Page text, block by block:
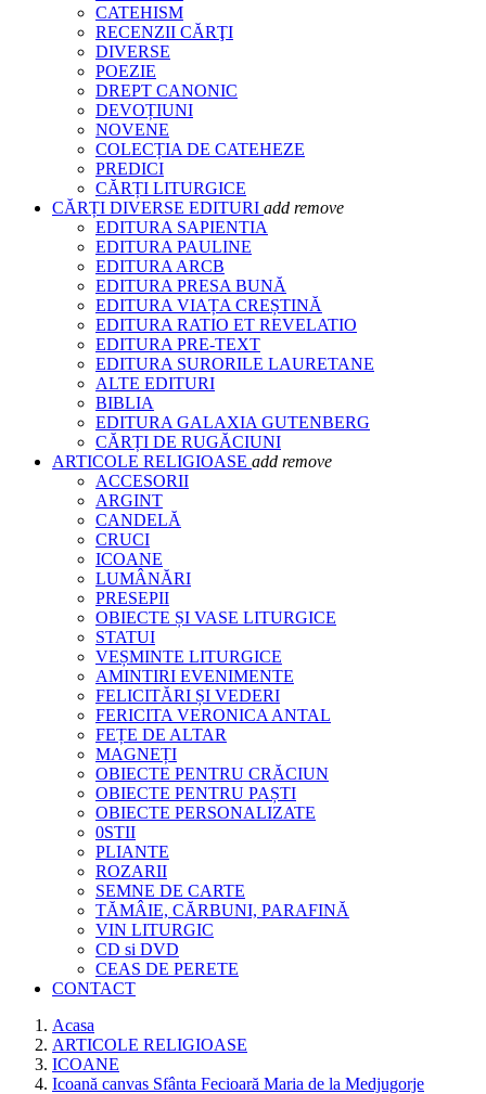
CATEHISM
RECENZII CĂRŢI
DIVERSE
POEZIE
DREPT CANONIC
DEVOȚIUNI
NOVENE
COLECȚIA DE CATEHEZE
PREDICI
CĂRȚI LITURGICE
CĂRȚI DIVERSE EDITURI add remove
EDITURA SAPIENTIA
EDITURA PAULINE
EDITURA ARCB
EDITURA PRESA BUNĂ
EDITURA VIAȚA CREȘTINĂ
EDITURA RATIO ET REVELATIO
EDITURA PRE-TEXT
EDITURA SURORILE LAURETANE
ALTE EDITURI
BIBLIA
EDITURA GALAXIA GUTENBERG
CĂRȚI DE RUGĂCIUNI
ARTICOLE RELIGIOASE add remove
ACCESORII
ARGINT
CANDELĂ
CRUCI
ICOANE
LUMÂNĂRI
PRESEPII
OBIECTE ȘI VASE LITURGICE
STATUI
VEȘMINTE LITURGICE
AMINTIRI EVENIMENTE
FELICITĂRI ȘI VEDERI
FERICITA VERONICA ANTAL
FEȚE DE ALTAR
MAGNEȚI
OBIECTE PENTRU CRĂCIUN
OBIECTE PENTRU PAȘTI
OBIECTE PERSONALIZATE
0STII
PLIANTE
ROZARII
SEMNE DE CARTE
TĂMÂIE, CĂRBUNI, PARAFINĂ
VIN LITURGIC
CD si DVD
CEAS DE PERETE
CONTACT
Acasa
ARTICOLE RELIGIOASE
ICOANE
Icoană canvas Sfânta Fecioară Maria de la Medjugorje